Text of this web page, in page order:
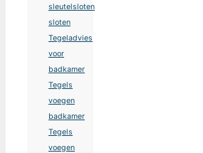
sleutelsloten
sloten
Tegeladvies
voor
badkamer
Tegels
voegen
badkamer
Tegels
voegen